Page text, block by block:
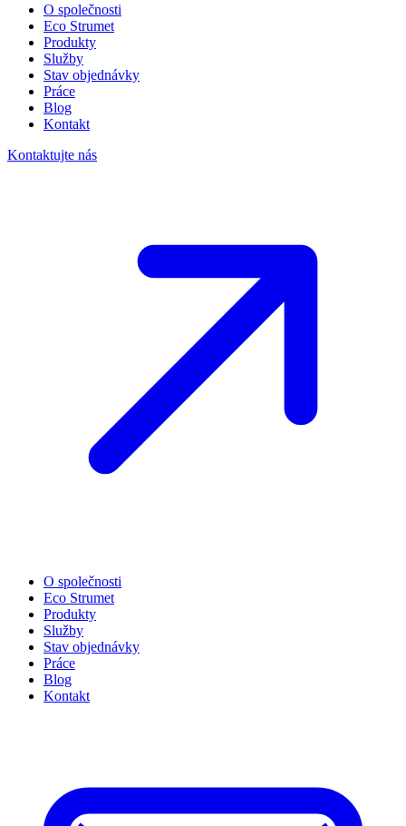
O společnosti
Eco Strumet
Produkty
Služby
Stav objednávky
Práce
Blog
Kontakt
Kontaktujte nás
O společnosti
Eco Strumet
Produkty
Služby
Stav objednávky
Práce
Blog
Kontakt